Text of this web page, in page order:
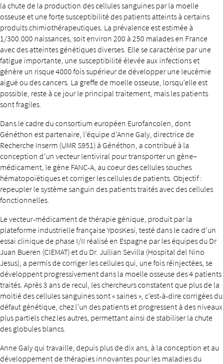
la chute de la production des cellules sanguines par la moelle
osseuse et une forte susceptibilité des patients atteints à certains
produits chimiothérapeutiques. La prévalence est estimée à
1/300.000 naissances, soit environ 200 à 250 malades en France
avec des atteintes génétiques diverses. Elle se caractérise par une
fatigue importante, une susceptibilité élevée aux infections et
génère un risque 4000 fois supérieur de développer une leucémie
aiguë ou des cancers. La greffe de moelle osseuse, lorsqu’elle est
possible, reste à ce jour le principal traitement, mais les patients
sont fragiles.
Dans le cadre du consortium européen Eurofancolen, dont
Généthon est partenaire, l’équipe d’Anne Galy, directrice de
Recherche Inserm (UMR S951) à Généthon, a contribué à la
conception d’un vecteur lentiviral pour transporter un gène–
médicament, le gène FANC-A, au coeur des cellules souches
hématopoïétiques et corriger les cellules de patients. Objectif :
repeupler le système sanguin des patients traités avec des cellules
fonctionnelles.
Le vecteur-médicament de thérapie génique, produit par la
plateforme industrielle française YposKesi, testé dans le cadre d’un
essai clinique de phase I/II réalisé en Espagne par les équipes du Dr
Juan Bueren (CIEMAT) et du Dr. Jullian Sevilla (Hospital del Nino
Jesus), a permis de corriger les cellules qui, une fois réinjectées, se
développent progressivement dans la moelle osseuse des 4 patients
traités. Après 3 ans de recul, les chercheurs constatent que plus de la
moitié des cellules sanguines sont « saines », c’est-à-dire corrigées du
défaut génétique, chez l’un des patients et progressent à des niveaux
plus partiels chez les autres, permettant ainsi de stabiliser la chute
des globules blancs.
Anne Galy qui travaille, depuis plus de dix ans, à la conception et au
développement de thérapies innovantes pour les maladies du